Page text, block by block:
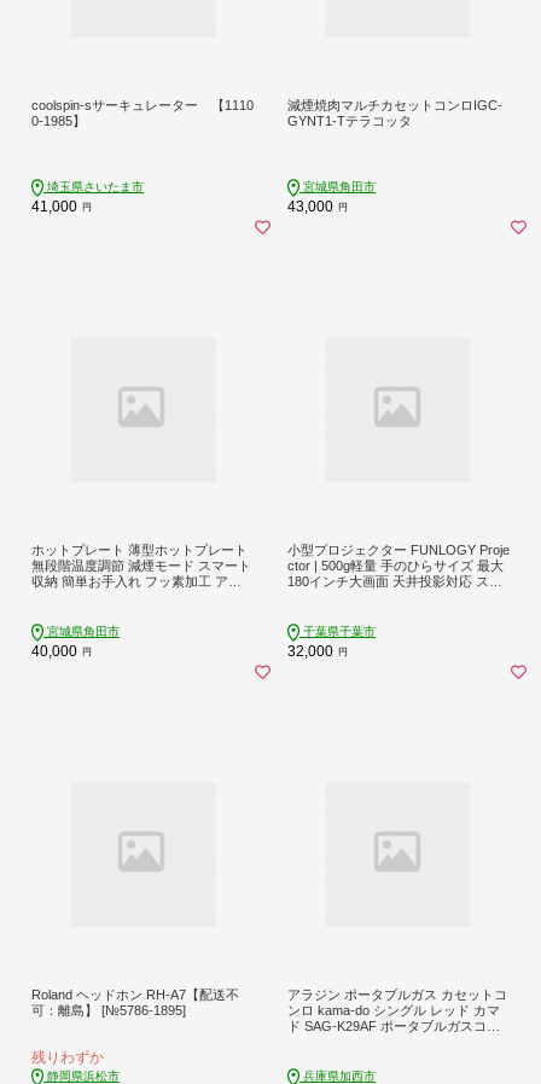
coolspin-sサーキュレーター 【1110
0-1985】
埼玉県さいたま市
41,000 円
減煙焼肉マルチカセットコンロIGC-
GYNT1-Tテラコッタ
宮城県角田市
43,000 円
ホットプレート 薄型ホットプレート
無段階温度調節 減煙モード スマート
収納 簡単お手入れ フッ素加工 アイ
宮城県角田市
40,000 円
小型プロジェクター FUNLOGY Proje
ctor | 500g軽量 手のひらサイズ 最大
180インチ大画面 天井投影対応 スピ
ャンプ 家電 千葉県 千葉市
千葉県千葉市
32,000 円
Roland ヘッドホン RH-A7【配送不
可：離島】 [№5786-1895]
残りわずか
静岡県浜松市
アラジン ポータブルガス カセットコ
ンロ kama-do シングル レッド カマ
ド SAG-K29AF ポータブルガスコン
電 家電 日用品
兵庫県加西市